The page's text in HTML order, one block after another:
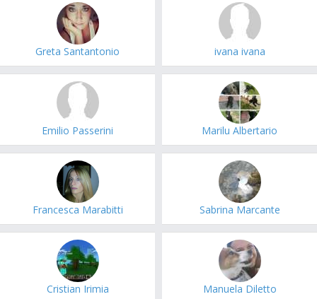
Greta Santantonio ivana ivana
Emilio Passerini Marilu Albertario
Francesca Marabitti Sabrina Marcante
Cristian Irimia Manuela Diletto